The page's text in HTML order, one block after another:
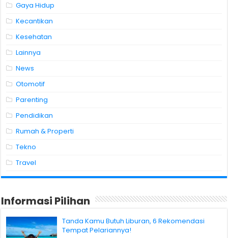
Gaya Hidup
Kecantikan
Kesehatan
Lainnya
News
Otomotif
Parenting
Pendidikan
Rumah & Properti
Tekno
Travel
Informasi Pilihan
Tanda Kamu Butuh Liburan, 6 Rekomendasi
Tempat Pelariannya!